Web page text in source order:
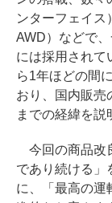
ンターフェイス
AWD）などで
には採用されて
ら1年ほどの間
おり、国内販売
までの経緯を説
今回の商品改
であり続ける」
に、「最高の運